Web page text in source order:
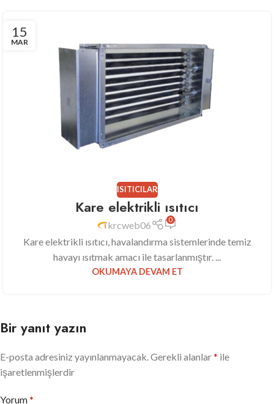
15
MAR
ISITICILAR
Kare elektrikli ısıtıcı
krcweb06 0
Kare elektrikli ısıtıcı, havalandırma sistemlerinde temiz
havayı ısıtmak amacı ile tasarlanmıştır. ...
OKUMAYA DEVAM ET
Bir yanıt yazın
E-posta adresiniz yayınlanmayacak.Gerekli alanlar* ile
işaretlenmişlerdir
Yorum*